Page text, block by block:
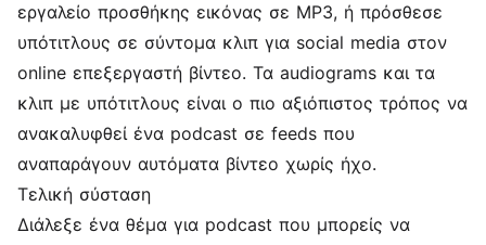
εργαλείο προσθήκης εικόνας σε MP3, ή πρόσθεσε
υπότιτλους σε σύντομα κλιπ για social media στον
online επεξεργαστή βίντεο. Τα audiograms και τα
κλιπ με υπότιτλους είναι ο πιο αξιόπιστος τρόπος να
ανακαλυφθεί ένα podcast σε feeds που
αναπαράγουν αυτόματα βίντεο χωρίς ήχο.
Τελική σύσταση
Διάλεξε ένα θέμα για podcast που μπορείς να